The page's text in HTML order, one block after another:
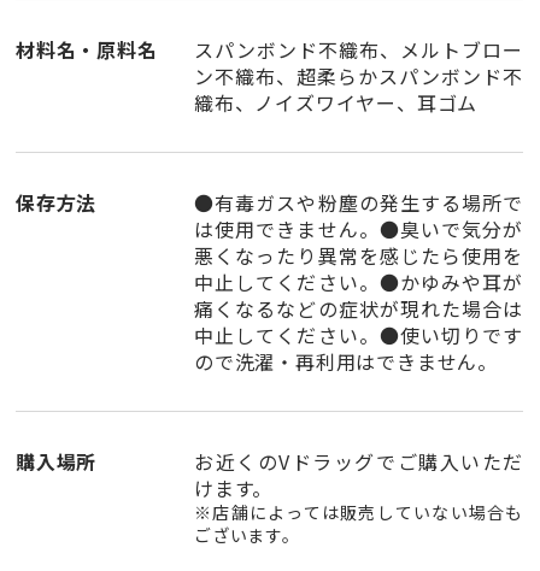
材料名・原料名
スパンボンド不織布、メルトブロー
ン不織布、超柔らかスパンボンド不
織布、ノイズワイヤー、耳ゴム
保存方法
●有毒ガスや粉塵の発生する場所で
は使用できません。●臭いで気分が
悪くなったり異常を感じたら使用を
中止してください。●かゆみや耳が
痛くなるなどの症状が現れた場合は
中止してください。●使い切りです
ので洗濯・再利用はできません。
購入場所 お近くのVドラッグでご購入いただ
けます。
※店舗によっては販売していない場合も
ございます。